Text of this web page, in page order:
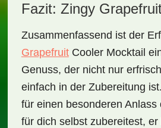
Fazit: Zingy
Zusammenfassend ist der
GrapefruitCooler Mocktail
Genuss, der nicht nur
einfach in der Zubereitung
für einen besonderen Anlass
für dich selbst zubereitest,